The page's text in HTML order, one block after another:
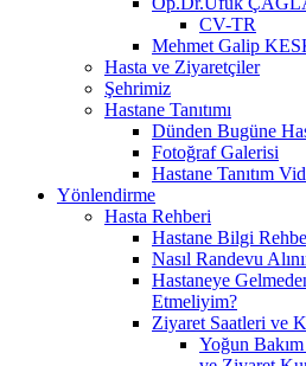
CV-TR
Mehmet Galip
Hasta ve Ziyaretçiler
Şehrimiz
Hastane Tanıtımı
Dünden Bugüne
Fotoğraf Galerisi
Hastane Tanıtım
Yönlendirme
Hasta Rehberi
Hastane Bilgi
Nasıl Randevu
Hastaneye
Etmeliyim?
Ziyaret Saatleri ve
Yoğun